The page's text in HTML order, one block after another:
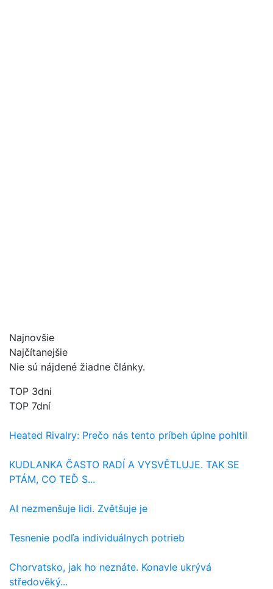
Najnovšie
Najčítanejšie
Nie sú nájdené žiadne články.
TOP 3dni
TOP 7dní
Heated Rivalry: Prečo nás tento príbeh úplne pohltil
KUDLANKA ČASTO RADÍ A VYSVĚTLUJE. TAK SE
PTÁM, CO TEĎ S...
AI nezmenšuje lidi. Zvětšuje je
Tesnenie podľa individuálnych potrieb
Chorvatsko, jak ho neznáte. Konavle ukrývá
středověký...